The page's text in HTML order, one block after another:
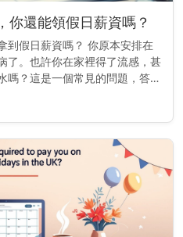
你還能領假日薪資嗎？
到假日薪資嗎？ 你原本安排在
。也許你在家裡得了流感，甚
嗎？這是一個常見的問題，答案
及你的雇傭合約內容。 快速